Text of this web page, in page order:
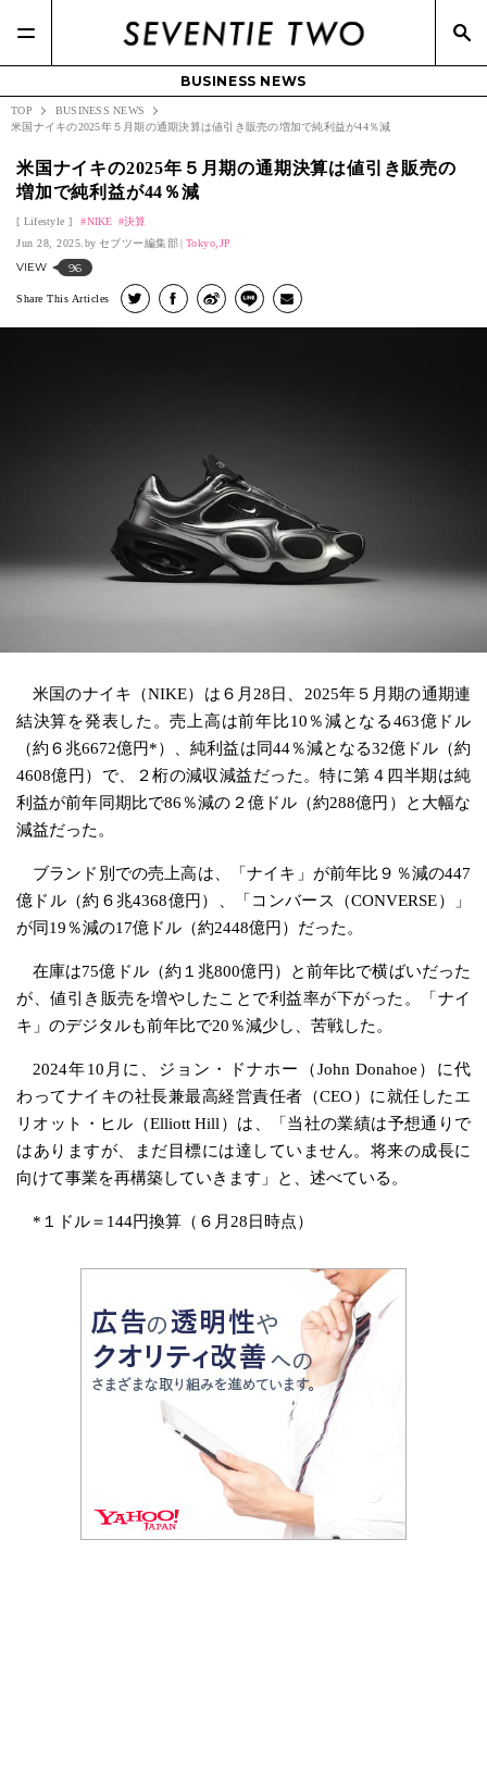
BUSINESS NEWS
TOP
BUSINESS NEWS
米国ナイキの2025年５月期の通期決算は値引き販売の増加で純利益が44％減
米国ナイキの2025年５月期の通期決算は値引き販売の
増加で純利益が44％減
Lifestyle NIKE
決算
Jun 28, 2025.
セブツー編集部 Tokyo,JP
VIEW 96
Share This Articles
米国のナイキ（NIKE）は６月28日、2025年５月期の通期連
結決算を発表した。売上高は前年比10％減となる463億ドル
（約６兆6672億円*）、純利益は同44％減となる32億ドル（約
4608億円）で、２桁の減収減益だった。特に第４四半期は純
利益が前年同期比で86％減の２億ドル（約288億円）と大幅な
減益だった。
ブランド別での売上高は、「ナイキ」が前年比９％減の447
億ドル（約６兆4368億円）、「コンバース（CONVERSE）」
が同19％減の17億ドル（約2448億円）だった。
在庫は75億ドル（約１兆800億円）と前年比で横ばいだった
が、値引き販売を増やしたことで利益率が下がった。「ナイ
キ」のデジタルも前年比で20％減少し、苦戦した。
2024年10月に、ジョン・ドナホー（John Donahoe）に代
わってナイキの社長兼最高経営責任者（CEO）に就任したエ
リオット・ヒル（Elliott Hill）は、「当社の業績は予想通りで
はありますが、まだ目標には達していません。将来の成長に
向けて事業を再構築していきます」と、述べている。
*１ドル＝144円換算（６月28日時点）